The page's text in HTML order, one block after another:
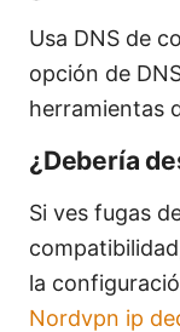
Usa DNS de
opción de
herramientas
¿Debería
Si ves fugas
la
Nordvpn ip